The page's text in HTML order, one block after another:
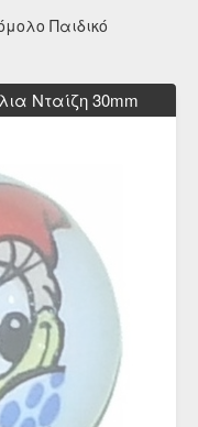
Παιδικό
Νταίζη 30mm